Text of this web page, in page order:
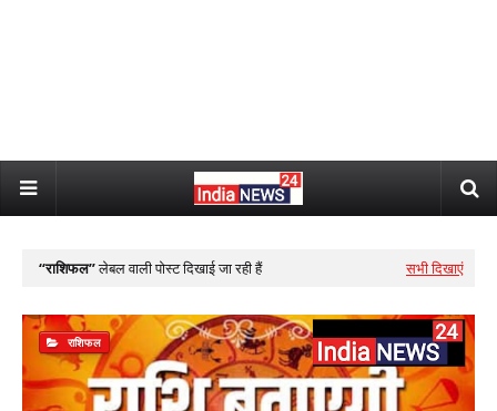
राशिफल लेबल वाली पोस्ट दिखाई जा रही हैं सभी दिखाएं
राशिफल